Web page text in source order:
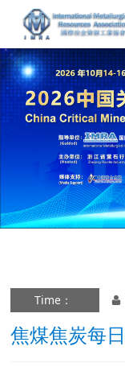
Time：
焦煤焦炭每